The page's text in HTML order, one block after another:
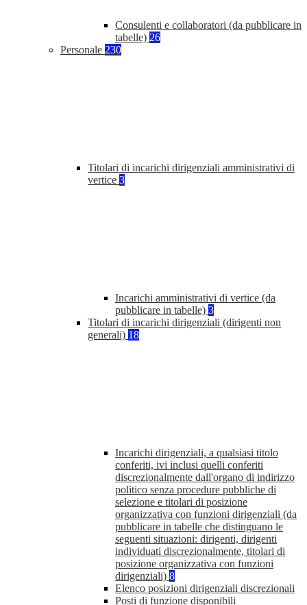
Consulenti e collaboratori (da pubblicare in
tabelle) 26
Personale 230
Titolari di incarichi dirigenziali amministrativi di
vertice 3
Incarichi amministrativi di vertice (da
pubblicare in tabelle) 3
Titolari di incarichi dirigenziali (dirigenti non
generali) 18
Incarichi dirigenziali, a qualsiasi titolo
conferiti, ivi inclusi quelli conferiti
discrezionalmente dall'organo di indirizzo
politico senza procedure pubbliche di
selezione e titolari di posizione
organizzativa con funzioni dirigenziali (da
pubblicare in tabelle che distinguano le
seguenti situazioni: dirigenti, dirigenti
individuati discrezionalmente, titolari di
posizione organizzativa con funzioni
dirigenziali) 8
Elenco posizioni dirigenziali discrezionali
Posti di funzione disponibili